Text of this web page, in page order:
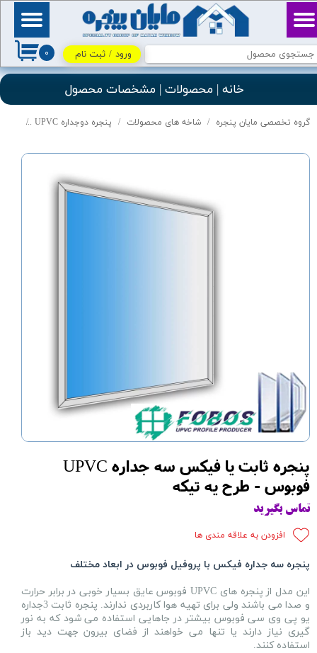
بِسْمِ ٱللَّٰهِ ٱلرَّحْمَٰنِ
ٱلرَّحِيمِ / اللهم اكفني
بحلالك عن حرامك، وأغنني
بفضلك عمَّن سواك
۰ ورود / ثبت نام
حساب کاربری من
تغییر گذر واژه
خروج از حساب کاربری
خانه | محصولات | مشخصات محصول
گروه تخصصی مایان پنجره شاخه های محصولات پنجره دوجداره UPVC
پنجره ثابت یا فیکس سه جداره UPVC
فوبوس - طرح یه تیکه
تماس بگیرید
پنجره سه جداره فیکس با پروفیل فوبوس در ابعاد مختلف
این مدل از پنجره های UPVC فوبوس عایق بسیار خوبی در برابر حرارت
و صدا می باشند ولی برای تهیه هوا کاربردی ندارند. پنجره ثابت
3جداره
یو پی وی سیفوبوس بیشتر در جاهایی استفاده می شود که به نور
گیری نیاز دارند یا تنها می خواهند از فضای بیرون جهت دید باز
استفاده کنند.
افزودن به علاقه مندی ها